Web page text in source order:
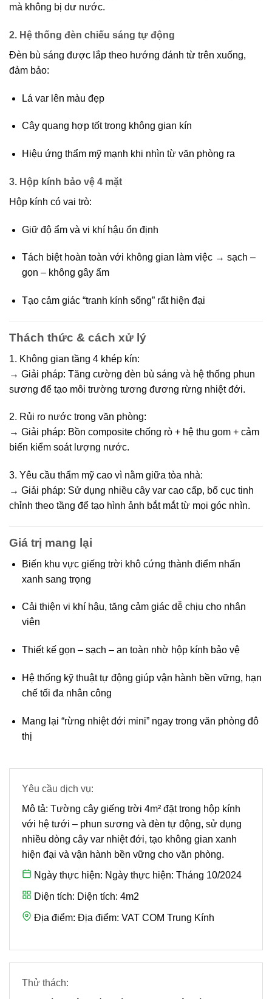
mà không bị dư nước.
2. Hệ thống đèn chiếu sáng tự động
Đèn bù sáng được lắp theo hướng đánh từ trên xuống,
đảm bảo:
Lá var lên màu đẹp
Cây quang hợp tốt trong không gian kín
Hiệu ứng thẩm mỹ mạnh khi nhìn từ văn phòng ra
3. Hộp kính bảo vệ 4 mặt
Hộp kính có vai trò:
Giữ độ ẩm và vi khí hậu ổn định
Tách biệt hoàn toàn với không gian làm việc → sạch –
gọn – không gây ẩm
Tạo cảm giác “tranh kính sống” rất hiện đại
Thách thức & cách xử lý
1. Không gian tầng 4 khép kín:
→ Giải pháp: Tăng cường đèn bù sáng và hệ thống phun
sương để tạo môi trường tương đương rừng nhiệt đới.
2. Rủi ro nước trong văn phòng:
→ Giải pháp: Bồn composite chống rò + hệ thu gom + cảm
biến kiểm soát lượng nước.
3. Yêu cầu thẩm mỹ cao vì nằm giữa tòa nhà:
→ Giải pháp: Sử dụng nhiều cây var cao cấp, bố cục tinh
chỉnh theo tầng để tạo hình ảnh bắt mắt từ mọi góc nhìn.
Giá trị mang lại
Biến khu vực giếng trời khô cứng thành điểm nhấn
xanh sang trọng
Cải thiện vi khí hậu, tăng cảm giác dễ chịu cho nhân
viên
Thiết kế gọn – sạch – an toàn nhờ hộp kính bảo vệ
Hệ thống kỹ thuật tự động giúp vận hành bền vững, hạn
chế tối đa nhân công
Mang lại “rừng nhiệt đới mini” ngay trong văn phòng đô
thị
Yêu cầu dịch vụ:
Mô tả: Tường cây giếng trời 4m² đặt trong hộp kính
với hệ tưới – phun sương và đèn tự động, sử dụng
nhiều dòng cây var nhiệt đới, tạo không gian xanh
hiện đại và vận hành bền vững cho văn phòng.
Ngày thực hiện: Ngày thực hiện: Tháng 10/2024
Diện tích: Diện tích: 4m2
Địa điểm: Địa điểm: VAT COM Trung Kính
Thử thách: